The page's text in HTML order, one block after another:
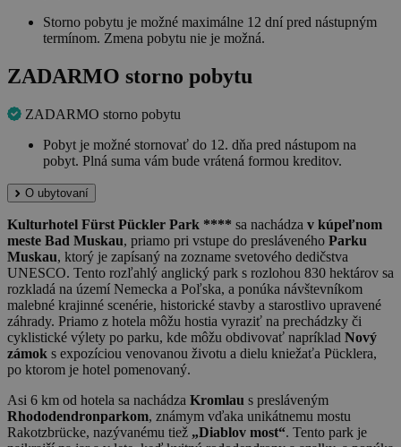
Storno pobytu je možné maximálne 12 dní pred nástupným
termínom. Zmena pobytu nie je možná.
ZADARMO storno pobytu
ZADARMO storno pobytu
Pobyt je možné stornovať do 12. dňa pred nástupom na
pobyt. Plná suma vám bude vrátená formou kreditov.
O ubytovaní
Kulturhotel Fürst Pückler Park **** sa nachádza v kúpeľnom
meste Bad Muskau, priamo pri vstupe do presláveného Parku
Muskau, ktorý je zapísaný na zozname svetového dedičstva
UNESCO. Tento rozľahlý anglický park s rozlohou 830 hektárov sa
rozkladá na území Nemecka a Poľska, a ponúka návštevníkom
malebné krajinné scenérie, historické stavby a starostlivo upravené
záhrady. Priamo z hotela môžu hostia vyraziť na prechádzky či
cyklistické výlety po parku, kde môžu obdivovať napríklad Nový
zámok s expozíciou venovanou životu a dielu kniežaťa Pücklera,
po ktorom je hotel pomenovaný.
Asi 6 km od hotela sa nachádza Kromlau s presláveným
Rhododendronparkom, známym vďaka unikátnemu mostu
Rakotzbrücke, nazývanému tiež „Diablov most“. Tento park je